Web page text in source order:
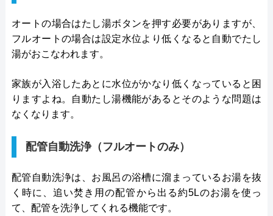
オートの場合はたし湯ボタンを押す必要がありますが、
フルオートの場合は設定水位より低くなると自動でたし
湯がおこなわれます。
家族が入浴したあとに水位がかなり低くなっていると困
りますよね。自動たし湯機能があるとそのような問題は
なくなります。
配管自動洗浄（フルオートのみ）
配管自動洗浄は、お風呂の浴槽に溜まっているお湯を抜
く時に、追い焚き用の配管から出る約5Lのお湯を使っ
て、配管を洗浄してくれる機能です。